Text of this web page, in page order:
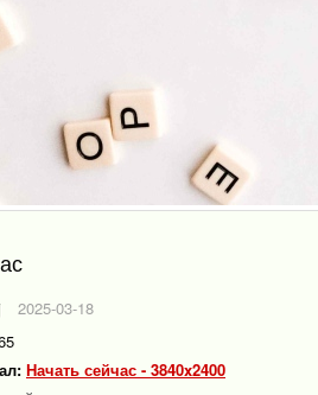
2025-03-18
Начать сейчас - 3840x2400